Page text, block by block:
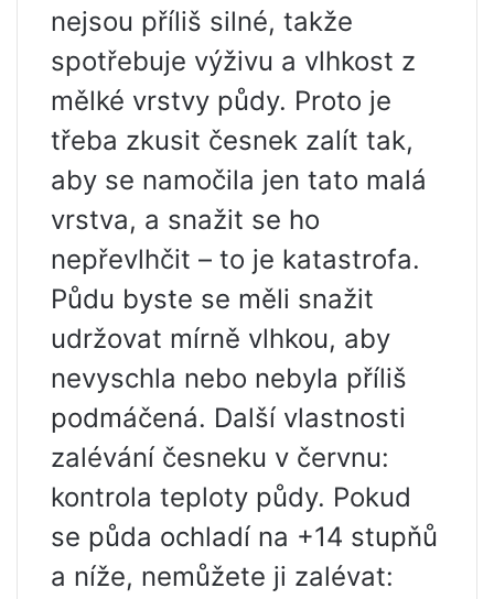
nejsou příliš silné, takže
spotřebuje výživu a vlhkost z
mělké vrstvy půdy. Proto je
třeba zkusit česnek zalít tak,
aby se namočila jen tato malá
vrstva, a snažit se ho
nepřevlhčit – to je katastrofa.
Půdu byste se měli snažit
udržovat mírně vlhkou, aby
nevyschla nebo nebyla příliš
podmáčená. Další vlastnosti
zalévání česneku v červnu:
kontrola teploty půdy. Pokud
se půda ochladí na +14 stupňů
a níže, nemůžete ji zalévat: